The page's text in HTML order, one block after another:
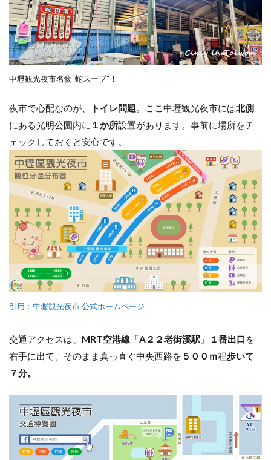
中壢観光夜市名物“蛇スープ”！
夜市で心配なのが、 トイレ問題。ここ中壢観光夜市には北側
にある光明公園内に １か所設置があります。事前に場所をチ
ェックしておくと安心です。
引用：中壢観光夜市 公式ホームページ
交通アクセスは、 MRT空港線 「A２２老街溪駅 」 １番出口 を
右手に出て、そのまま真っ直ぐ中央西路を ５００ｍ程歩いて
７分。